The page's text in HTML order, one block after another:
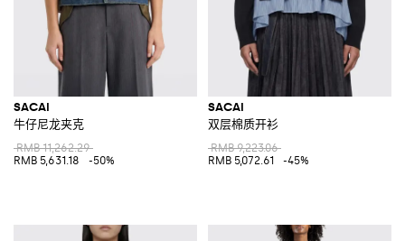
SACAI
牛仔尼龙夹克
RMB 11,262.29
RMB 5,631.18
-50%
SACAI
双层棉质开衫
RMB 9,223.06
RMB 5,072.61
-45%